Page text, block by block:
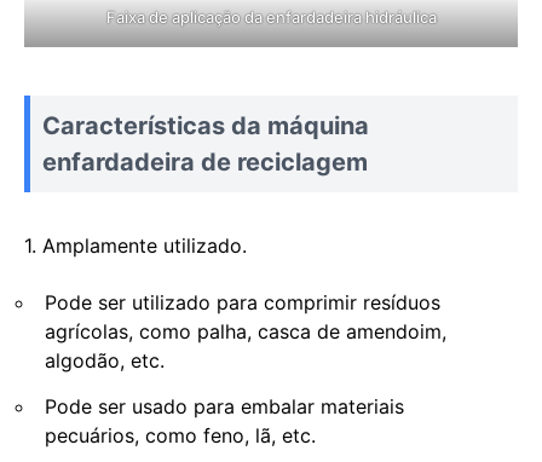
Faixa de aplicação da enfardadeira hidráulica
Características da máquina
enfardadeira de reciclagem
1. Amplamente utilizado.
Pode ser utilizado para comprimir resíduos
agrícolas, como palha, casca de amendoim,
algodão, etc.
Pode ser usado para embalar materiais
pecuários, como feno, lã, etc.